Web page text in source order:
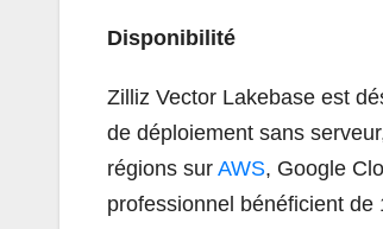
Disponibilité
Zilliz Vector Lakebase est
de déploiement sans
régions sur AWS, Google
professionnel bénéficient de